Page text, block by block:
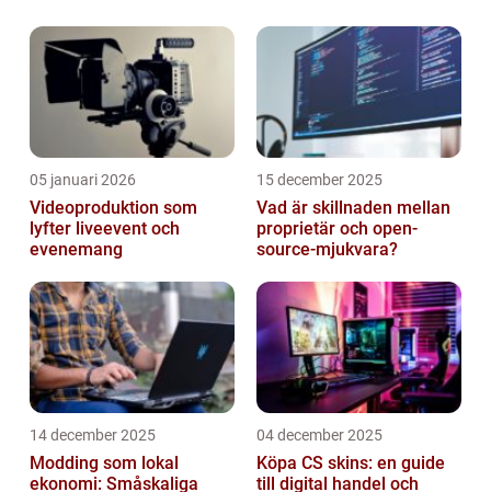
särskilt frustrerande. ...
05 januari 2026
Videoproduktion som
lyfter liveevent och
evenemang
15 december 2025
Vad är skillnaden mellan
proprietär och open-
source-mjukvara?
14 december 2025
Modding som lokal
ekonomi: Småskaliga
04 december 2025
Köpa CS skins: en guide
till digital handel och